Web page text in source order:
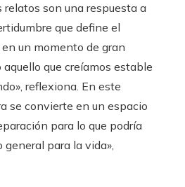
relatos son una respuesta a
que define el
un momento de gran
que creíamos estable
reflexiona. En este
se convierte en un espacio
para lo que podría
general para la vida»,